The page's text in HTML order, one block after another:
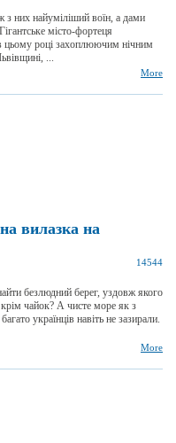
з них найуміліший воїн, а дами
місто-фортеця
цьому році захоплюючим нічним
...
More
вилазка на
14544
безлюдний берег, уздовж якого
чайок? А чисте море як з
українців навіть не зазирали.
More